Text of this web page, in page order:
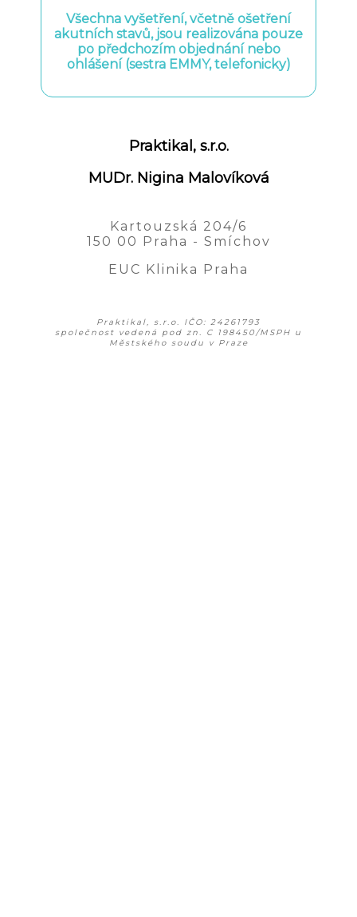
Všechna vyšetření, včetně ošetření
akutních stavů, jsou realizována pouze
po předchozím objednání nebo
ohlášení (sestra EMMY, telefonicky)
Praktikal, s.r.o.
MUDr. Nigina Malovíková
Kartouzská 204/6
150 00 Praha - Smíchov
EUC Klinika Praha
Praktikal, s.r.o. IČO: 24261793
společnost vedená pod zn. C 198450/MSPH u
Městského soudu v Praze